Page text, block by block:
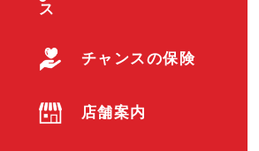
ス
チャンスの保険
店舗案内